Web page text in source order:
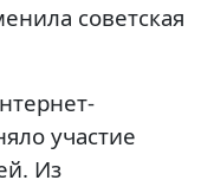
советская
участие
Из